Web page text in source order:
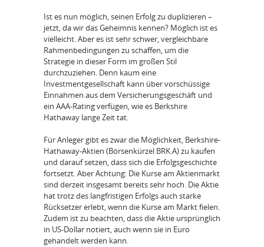
Ist es nun möglich, seinen Erfolg zu duplizieren –
jetzt, da wir das Geheimnis kennen? Möglich ist es
vielleicht. Aber es ist sehr schwer, vergleichbare
Rahmenbedingungen zu schaffen, um die
Strategie in dieser Form im großen Stil
durchzuziehen. Denn kaum eine
Investmentgesellschaft kann über vorschüssige
Einnahmen aus dem Versicherungsgeschäft und
ein AAA-Rating verfügen, wie es Berkshire
Hathaway lange Zeit tat.
Für Anleger gibt es zwar die Möglichkeit, Berkshire-
Hathaway-Aktien (Börsenkürzel BRK.A) zu kaufen
und darauf setzen, dass sich die Erfolgsgeschichte
fortsetzt. Aber Achtung: Die Kurse am Aktienmarkt
sind derzeit insgesamt bereits sehr hoch. Die Aktie
hat trotz des langfristigen Erfolgs auch starke
Rücksetzer erlebt, wenn die Kurse am Markt fielen.
Zudem ist zu beachten, dass die Aktie ursprünglich
in US-Dollar notiert, auch wenn sie in Euro
gehandelt werden kann.